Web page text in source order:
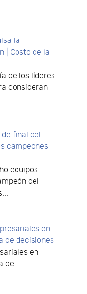
la
| Costo de la
de los líderes
consideran
de final del
campeones
equipos.
del
en
de decisiones
en
de